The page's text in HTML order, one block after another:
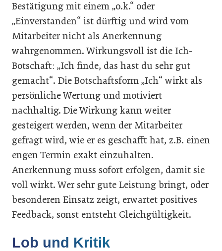
Bestätigung mit einem „o.k.“ oder
„Einverstanden“ ist dürftig und wird vom
Mitarbeiter nicht als Anerkennung
wahrgenommen. Wirkungsvoll ist die Ich-
Botschaft: „Ich finde, das hast du sehr gut
gemacht“. Die Botschaftsform „Ich“ wirkt als
persönliche Wertung und motiviert
nachhaltig. Die Wirkung kann weiter
gesteigert werden, wenn der Mitarbeiter
gefragt wird, wie er es geschafft hat, z.B. einen
engen Termin exakt einzuhalten.
Anerkennung muss sofort erfolgen, damit sie
voll wirkt. Wer sehr gute Leistung bringt, oder
besonderen Einsatz zeigt, erwartet positives
Feedback, sonst entsteht Gleichgültigkeit.
Lob und Kritik